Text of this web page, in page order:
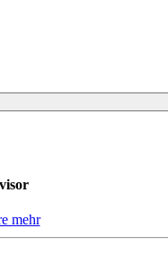
mehr